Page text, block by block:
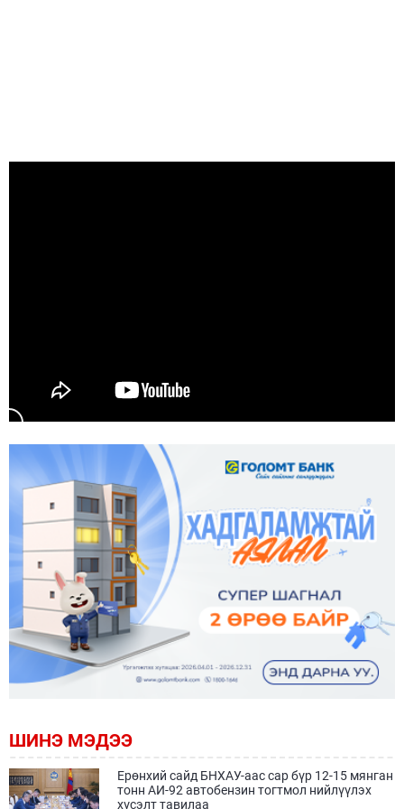
ШИНЭ МЭДЭЭ
Ерөнхий сайд БНХАУ-аас сар бүр 12-15 мянган
тонн АИ-92 автобензин тогтмол нийлүүлэх
хүсэлт тавилаа